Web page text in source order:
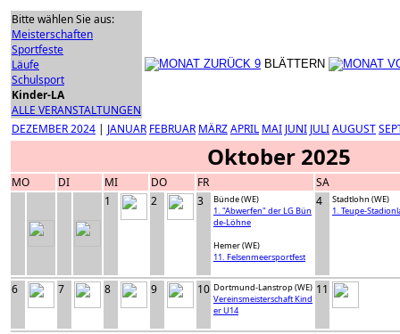
Bitte wählen Sie aus:
Meisterschaften
Sportfeste
Läufe
Schulsport
Kinder-LA
ALLE VERANSTALTUNGEN
BLÄTTERN
DEZEMBER 2024 | JANUAR FEBRUAR MÄRZAPRIL MAI JUNI JULIAUGUST
Oktober 2025
MO DI MI DO FR
SA
1
2 3
Bünde (WE)
1. "Abwerfen" der LG Bün
de-Löhne
Hemer (WE)
11. Felsenmeersportfest
4
Stadtlohn (WE)
1. Teupe-
6 7 8 9 10 Dortmund-Lanstrop (WE)
Vereinsmeisterschaft Kind
er U14
11